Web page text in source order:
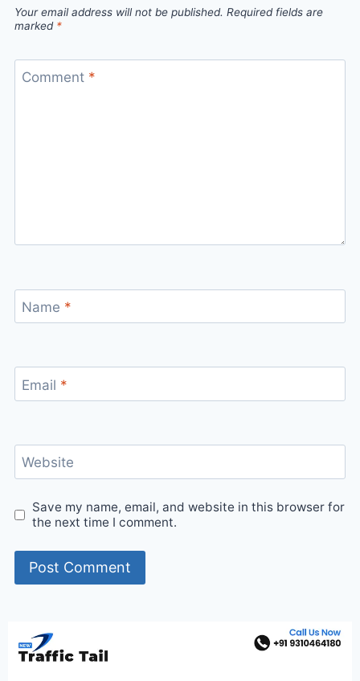
Your email address will not be published. Required fields are
marked *
Comment *
Name *
Email *
Website
Save my name, email, and website in this browser for
the next time I comment.